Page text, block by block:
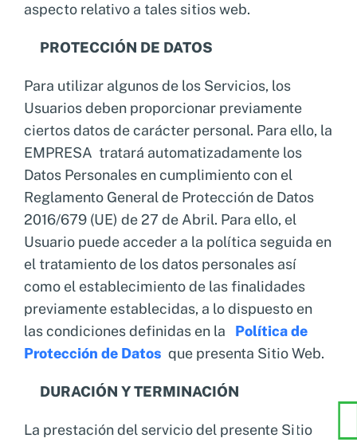
aspecto relativo a tales sitios web.
PROTECCIÓN DE DATOS
Para utilizar algunos de los Servicios, los
Usuarios deben proporcionar previamente
ciertos datos de carácter personal. Para ello, la
EMPRESA tratará automatizadamente los
Datos Personales en cumplimiento con el
Reglamento General de Protección de Datos
2016/679 (UE) de 27 de Abril. Para ello, el
Usuario puede acceder a la política seguida en
el tratamiento de los datos personales así
como el establecimiento de las finalidades
previamente establecidas, a lo dispuesto en
las condiciones definidas en la Política de
Protección de Datos que presenta Sitio Web.
DURACIÓN Y TERMINACIÓN
La prestación del servicio del presente Sitio